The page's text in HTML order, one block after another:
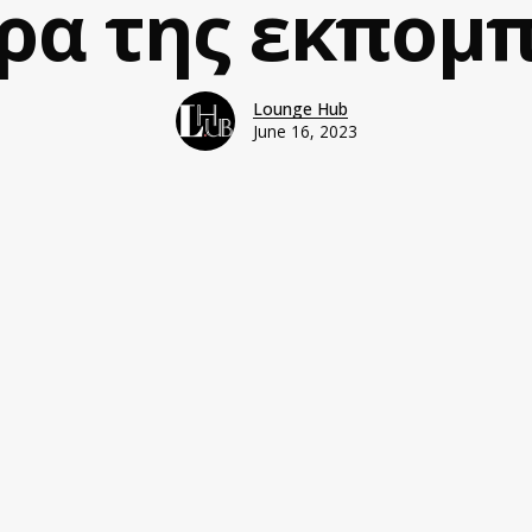
της
Lounge Hub
June 16, 2023